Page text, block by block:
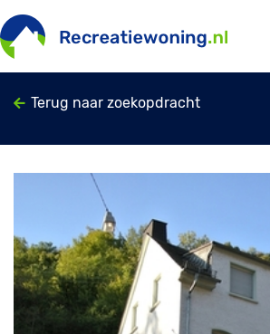
Terug naar zoekopdracht